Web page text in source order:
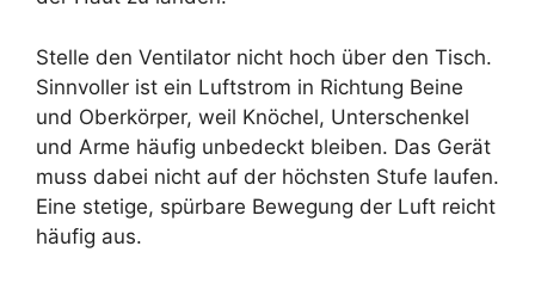
Stelle den Ventilator nicht hoch über den Tisch.
Sinnvoller ist ein Luftstrom in Richtung Beine
und Oberkörper, weil Knöchel, Unterschenkel
und Arme häufig unbedeckt bleiben. Das Gerät
muss dabei nicht auf der höchsten Stufe laufen.
Eine stetige, spürbare Bewegung der Luft reicht
häufig aus.